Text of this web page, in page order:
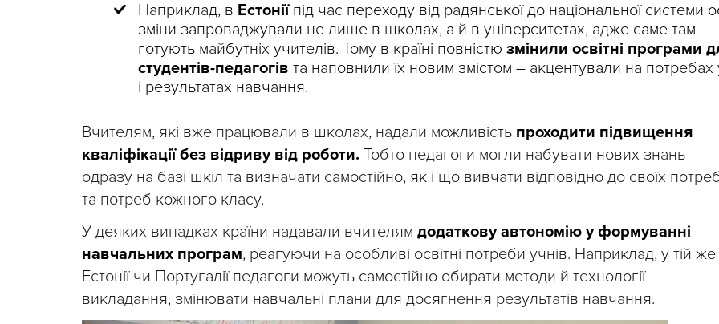
Наприклад, в Естоніїпід час переходу від радянської до національної системи
зміни запроваджували не лише в школах, а й в університетах, адже саме там
готують майбутніх учителів. Тому в країні повністю змінили освітні програми
студентів-педагогів та наповнили їх новим змістом – акцентували на потребах
і результатах навчання.
Вчителям, які вже працювали в школах, надали можливість проходити підвищення
кваліфікації без відриву від роботи. Тобто педагоги могли набувати нових знань
одразу на базі шкіл та визначати самостійно, як і що вивчати відповідно до своїх
та потреб кожного класу.
У деяких випадках країни надавали вчителям додаткову автономію у формуванні
навчальних програм, реагуючи на особливі освітні потреби учнів. Наприклад, у тій же
Естонії чи Португалії педагоги можуть самостійно обирати методи й технології
викладання, змінювати навчальні плани для досягнення результатів навчання.